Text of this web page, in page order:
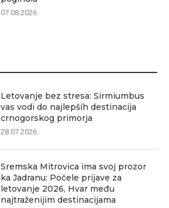
07.08.2026.
Letovanje bez stresa: Sirmiumbus
vas vodi do najlepših destinacija
crnogorskog primorja
28.07.2026.
Sremska Mitrovica ima svoj prozor
ka Jadranu: Počele prijave za
letovanje 2026, Hvar među
najtraženijim destinacijama